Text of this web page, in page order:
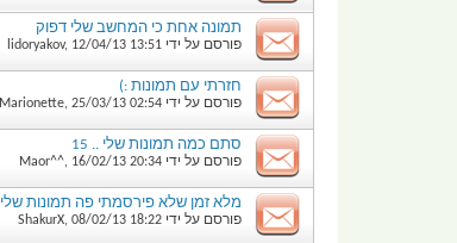
תמונה אחת כי המחשב שלי דפוק
פורסם על ידי lidoryakov, 12/04/13 13:51
חזרתי עם תמונות :)
פורסם על ידי Marionette, 25/03/13 02:54
סתם כמה תמונות שלי .. 15
פורסם על ידי Maor^^, 16/02/13 20:34
מלא זמן שלא פירסמתי פה תמונות שלי
פורסם על ידי ShakurX, 08/02/13 18:22